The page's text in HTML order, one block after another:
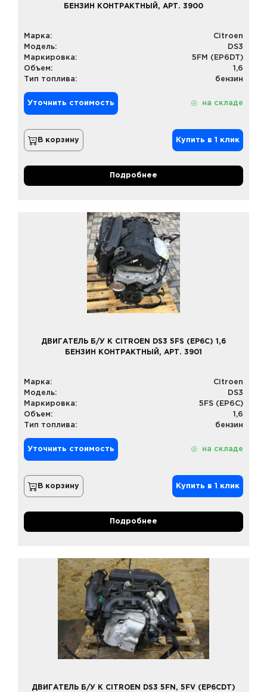
БЕНЗИН КОНТРАКТНЫЙ, АРТ. 3900
Марка:
Citroen
Модель:
DS3
Маркировка:
5FM (EP6DT)
Объем:
1,6
Тип топлива:
бензин
Уточнить стоимость на складе
В корзину Купить в 1 клик
Подробнее
ДВИГАТЕЛЬ Б/У К CITROEN DS3 5FS (EP6C) 1,6
БЕНЗИН КОНТРАКТНЫЙ, АРТ. 3901
Марка:
Citroen
Модель:
DS3
Маркировка:
5FS (EP6C)
Объем:
1,6
Тип топлива:
бензин
Уточнить стоимость на складе
В корзину Купить в 1 клик
Подробнее
ДВИГАТЕЛЬ Б/У К CITROEN DS3 5FN, 5FV (EP6CDT)